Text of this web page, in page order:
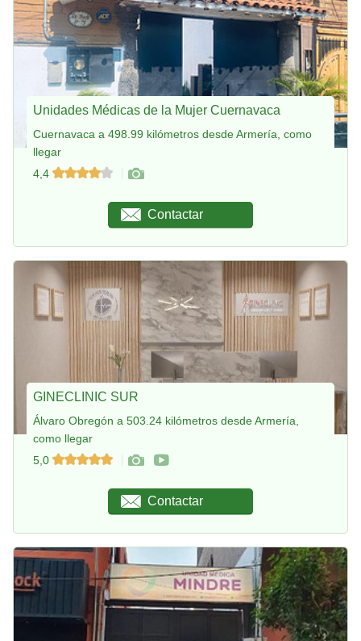
Unidades Médicas de la Mujer Cuernavaca
Cuernavaca a 498.99 kilómetros desde Armería, como
llegar
4,4
Contactar
GINECLINIC SUR
Álvaro Obregón a 503.24 kilómetros desde Armería,
como llegar
5,0
Contactar